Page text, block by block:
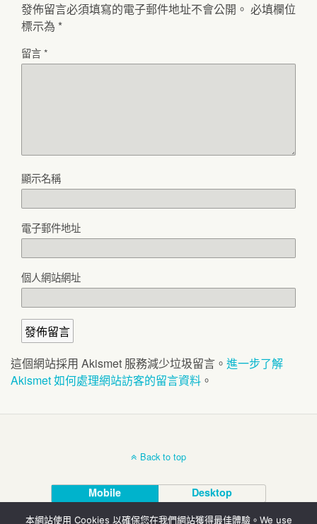
發佈留言必須填寫的電子郵件地址不會公開。 必填欄位
標示為 *
留言*
顯示名稱
電子郵件地址
個人網站網址
這個網站採用 Akismet 服務減少垃圾留言。 進一步了解
Akismet 如何處理網站訪客的留言資料 。
Back to top
Mobile Desktop
本網站使用 Cookies 以確保您在我們網站獲得最佳體驗。We use